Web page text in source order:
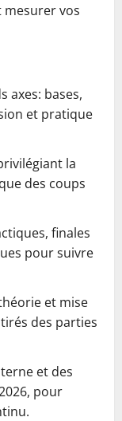
vos
axes: bases,
et pratique
la
des coups
finales
pour suivre
et mise
des parties
et des
pour